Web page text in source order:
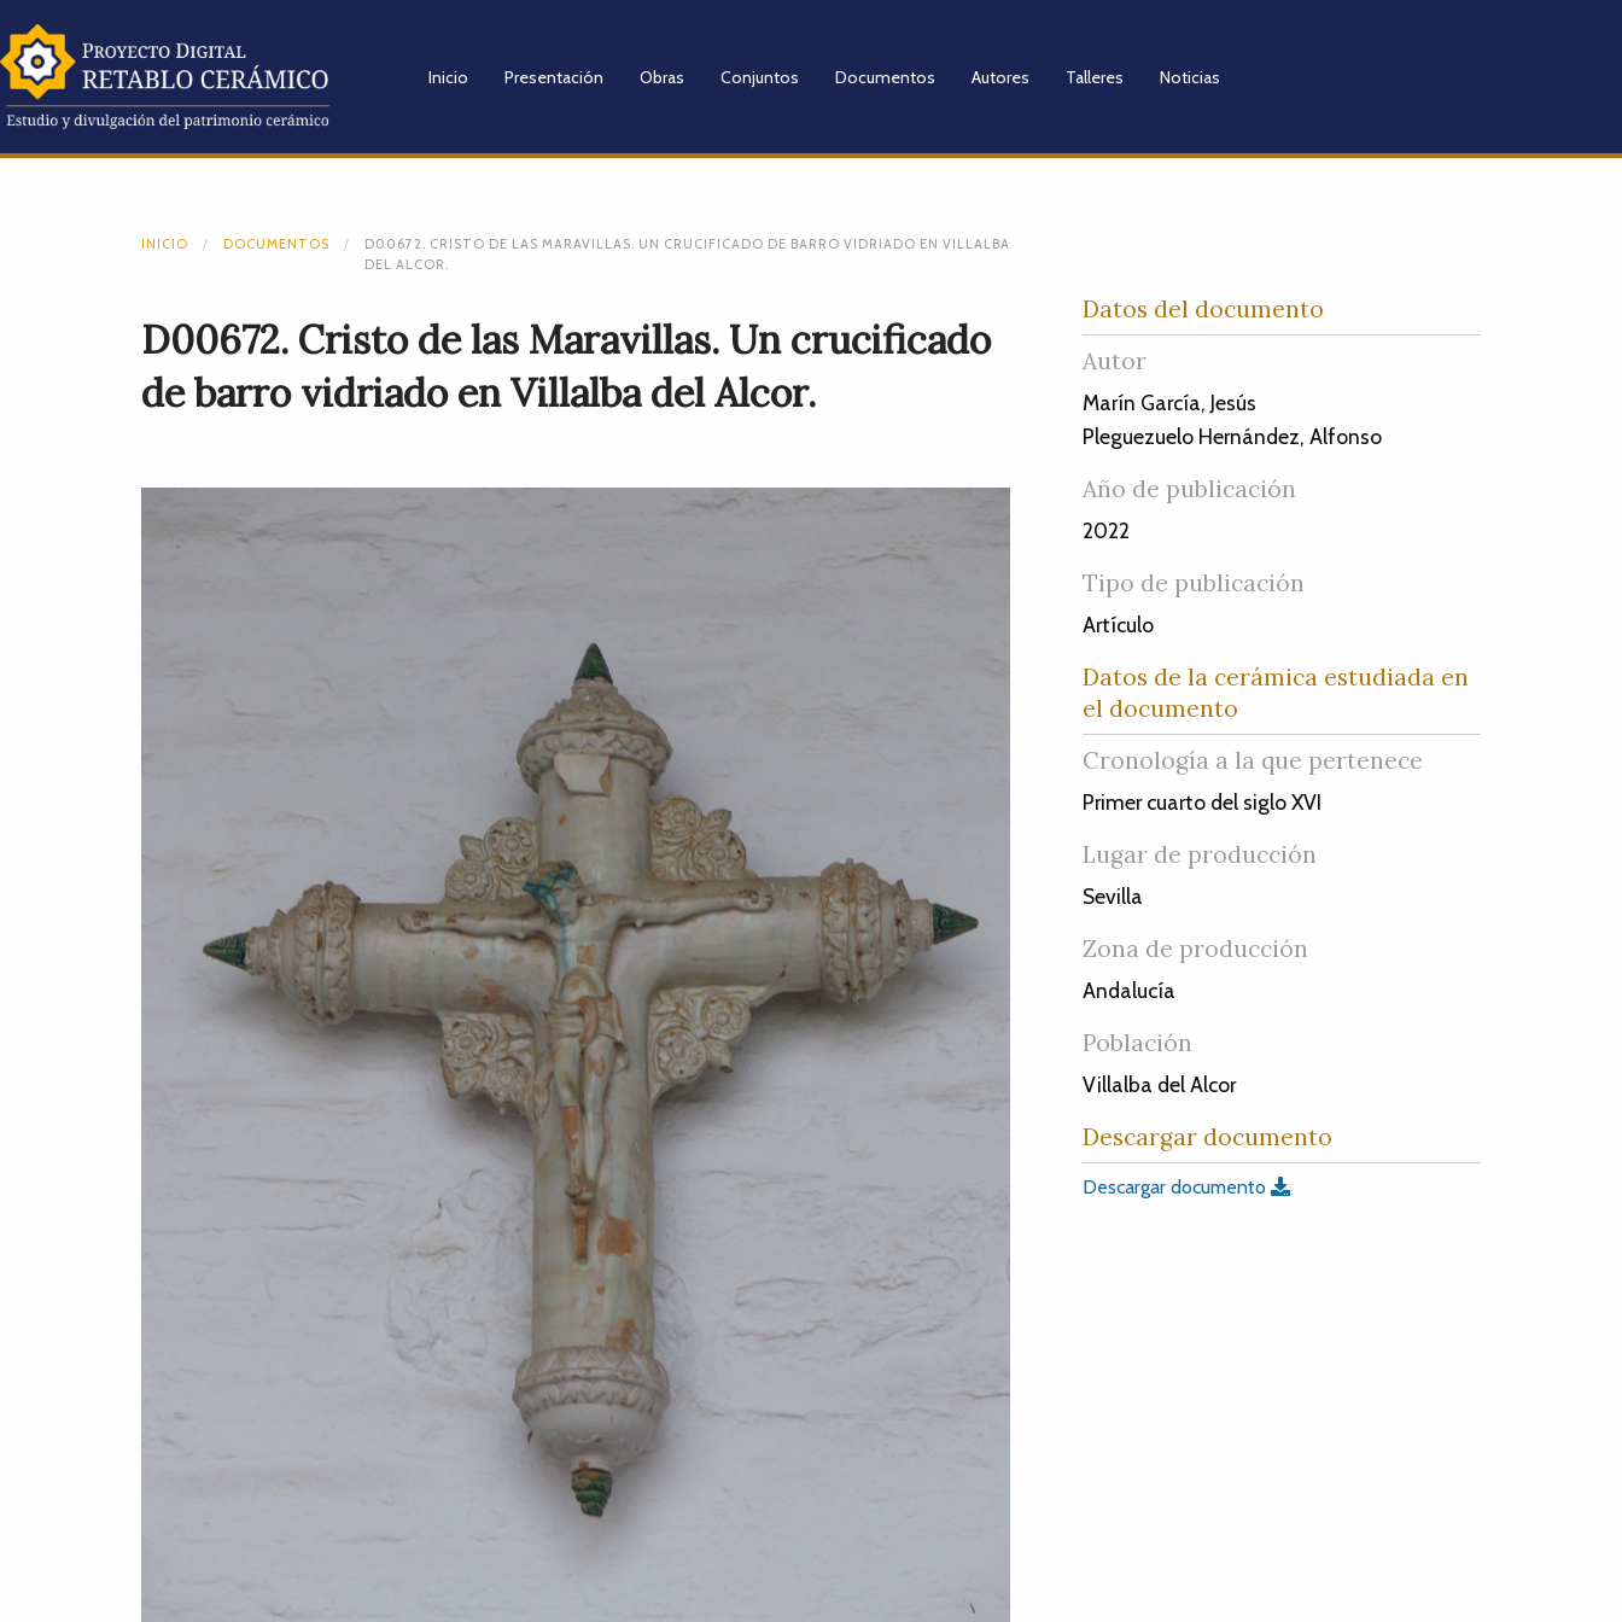
Inicio Presentación Obras Conjuntos Documentos Autores Talleres Noticias
INICIO DOCUMENTOS
D00672. CRISTO DE LAS MARAVILLAS. UN CRUCIFICADO DE BARRO VIDRIADO EN VILLALBA
DEL ALCOR.
D00672. Cristo de las Maravillas. Un crucificado
de barro vidriado en Villalba del Alcor.
Datos del documento
Autor
Marín García, Jesús
Pleguezuelo Hernández, Alfonso
Año de publicación
2022
Tipo de publicación
Artículo
Datos de la cerámica estudiada en
el documento
Cronología a la que pertenece
Primer cuarto del siglo XVI
Lugar de producción
Sevilla
Zona de producción
Andalucía
Población
Villalba del Alcor
Descargar documento
Descargar documento